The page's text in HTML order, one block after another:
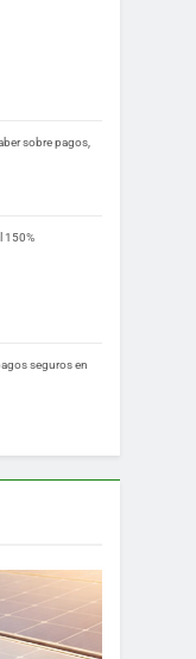
sobre pagos,
150%
seguros en